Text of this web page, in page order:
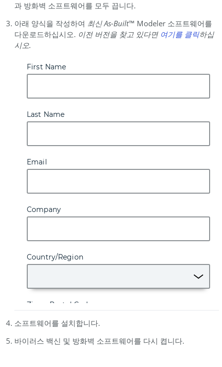
과 방화벽 소프트웨어를 모두 끕니다.
아래 양식을 작성하여 최신 As-Built™ Modeler 소프트웨어를
다운로드하십시오. 이전 버전을 찾고 있다면 여기를 클릭하십
시오.
소프트웨어를 설치합니다.
바이러스 백신 및 방화벽 소프트웨어를 다시 켭니다.